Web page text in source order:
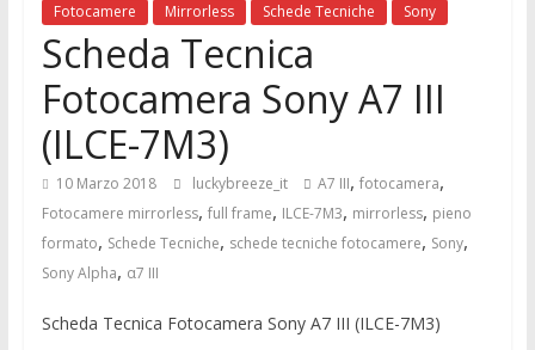
accessori
Fotocamere Mirrorless Schede Tecniche Sony
Scheda Tecnica
Fotocamera Sony A7 III
(ILCE-7M3)
10 Marzo 2018 luckybreeze_it A7 III, fotocamera,
Fotocamere mirrorless, full frame, ILCE-7M3, mirrorless, pieno
formato, Schede Tecniche, schede tecniche fotocamere, Sony,
Sony Alpha, α7 III
Scheda Tecnica Fotocamera Sony A7 III (ILCE-7M3)